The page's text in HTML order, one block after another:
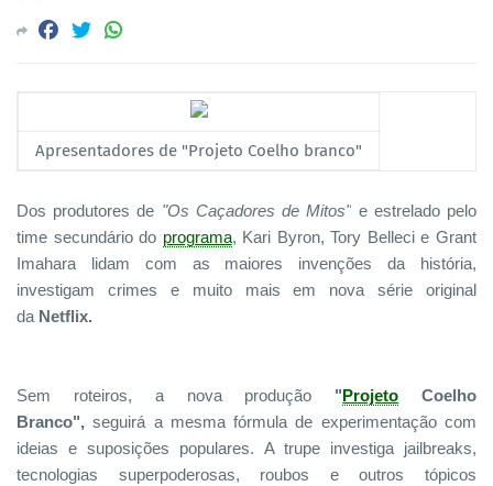
Apresentadores de "Projeto Coelho branco"
Dos produtores de "Os Caçadores de Mitos" e estrelado pelo
time secundário do programa, Kari Byron, Tory Belleci e Grant
Imahara lidam com as maiores invenções da história,
investigam crimes e muito mais em nova série original
da Netflix.
Sem roteiros, a nova produção "Projeto Coelho
Branco", seguirá a mesma fórmula de experimentação com
ideias e suposições populares. A trupe investiga jailbreaks,
tecnologias superpoderosas, roubos e outros tópicos